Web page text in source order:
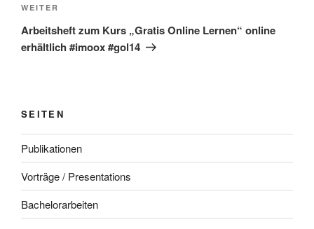
Nächster
Beitrag
WEITER
Arbeitsheft zum Kurs „Gratis Online Lernen“ online
erhältlich #imoox #gol14
SEITEN
Publikationen
Vorträge / Presentations
Bachelorarbeiten